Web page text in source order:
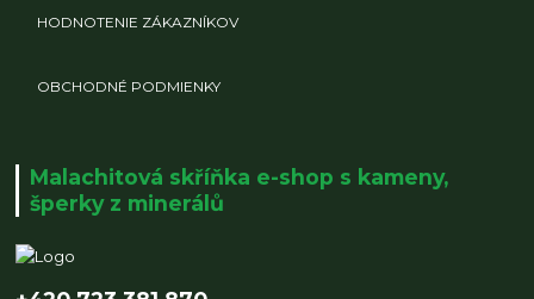
HODNOTENIE ZÁKAZNÍKOV
OBCHODNÉ PODMIENKY
Malachitová skříňka e-shop s kameny,
šperky z minerálů